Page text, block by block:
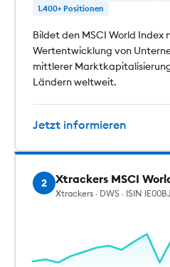
1.400+ Positionen
Bildet den MSCI World Index
Wertentwicklung von
mittlerer
Ländern weltweit.
Jetzt informieren
2 Xtrackers MSCI
Xtrackers · DWS · ISIN